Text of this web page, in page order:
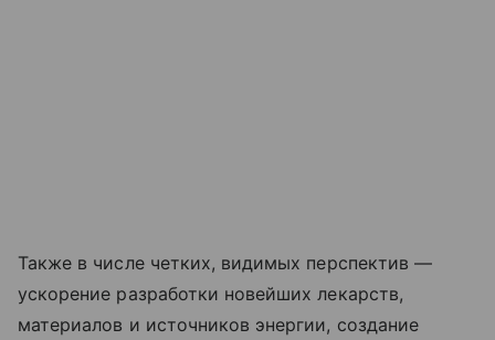
Также в числе четких, видимых перспектив —
ускорение разработки новейших лекарств,
материалов и источников энергии, создание